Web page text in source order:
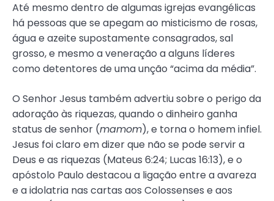
Até mesmo dentro de algumas igrejas evangélicas
há pessoas que se apegam ao misticismo de rosas,
água e azeite supostamente consagrados, sal
grosso, e mesmo a veneração a alguns líderes
como detentores de uma unção “acima da média”.
O Senhor Jesus também advertiu sobre o perigo da
adoração às riquezas, quando o dinheiro ganha
status de senhor (mamom), e torna o homem infiel.
Jesus foi claro em dizer que não se pode servir a
Deus e as riquezas (Mateus 6:24; Lucas 16:13), e o
apóstolo Paulo destacou a ligação entre a avareza
e a idolatria nas cartas aos Colossenses e aos